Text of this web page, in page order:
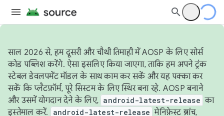
साल 2026 से, हम दूसरी और चौथी तिमाही में AOSP के लिए सोर्स
कोड पब्लिश करेंगे. ऐसा इसलिए किया जाएगा, ताकि हम अपने ट्रंक
स्टेबल डेवलपमेंट मॉडल के साथ काम कर सकें और यह पक्का कर
सकें कि प्लैटफ़ॉर्म, पूरे सिस्टम के लिए स्थिर बना रहे. AOSP बनाने
और उसमें योगदान देने के लिए, android-latest-release का
इस्तेमाल करें.
android-latest-release मेनिफ़ेस्ट ब्रांच,